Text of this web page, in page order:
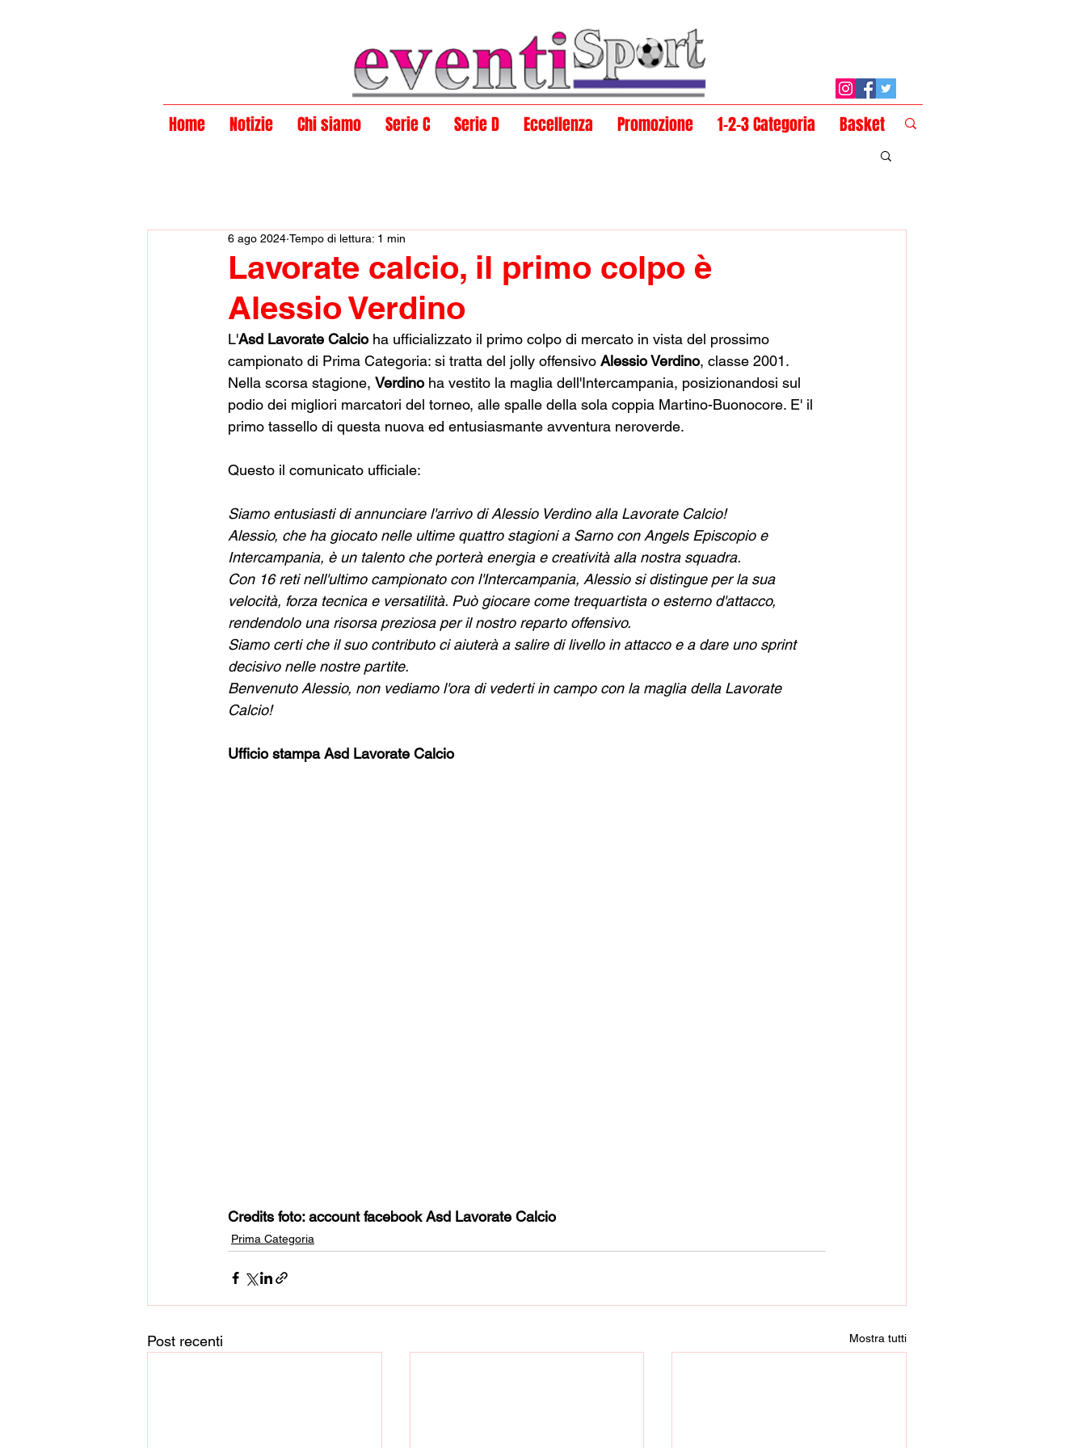
Home Notizie Chi siamo Serie C Serie D Eccellenza Promozione 1-2-3 Categoria Basket
Lavorate calcio, il primo colpo è
Alessio Verdino
6 ago 2024 Tempo di lettura: 1 min
L'Asd Lavorate Calcio ha ufficializzato il primo colpo di mercato in vista del prossimo
campionato di Prima Categoria: si tratta del jolly offensivo Alessio Verdino, classe 2001.
Nella scorsa stagione, Verdino ha vestito la maglia dell'Intercampania, posizionandosi sul
podio dei migliori marcatori del torneo, alle spalle della sola coppia Martino-Buonocore. E' il
primo tassello di questa nuova ed entusiasmante avventura neroverde.
Questo il comunicato ufficiale:
Siamo entusiasti di annunciare l'arrivo di Alessio Verdino alla Lavorate Calcio!
Alessio, che ha giocato nelle ultime quattro stagioni a Sarno con Angels Episcopio e
Intercampania, è un talento che porterà energia e creatività alla nostra squadra.
Con 16 reti nell'ultimo campionato con l'Intercampania, Alessio si distingue per la sua
velocità, forza tecnica e versatilità. Può giocare come trequartista o esterno d'attacco,
rendendolo una risorsa preziosa per il nostro reparto offensivo.
Siamo certi che il suo contributo ci aiuterà a salire di livello in attacco e a dare uno sprint
decisivo nelle nostre partite.
Benvenuto Alessio, non vediamo l'ora di vederti in campo con la maglia della Lavorate
Calcio!
Ufficio stampa Asd Lavorate Calcio
Credits foto: account facebook Asd Lavorate Calcio
Prima Categoria
Post recenti Mostra tutti